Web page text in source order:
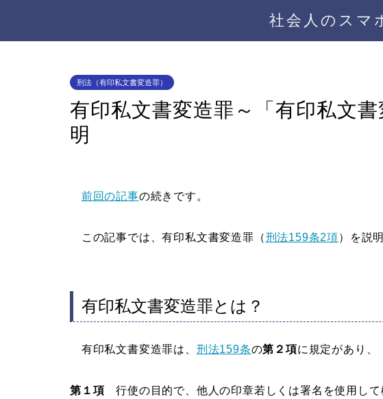
社会人のスマ
刑法（有印私文書変造罪）
有印私文書変造罪～「有印私文
明
前回の記事の続きです。
この記事では、有印私文書変造罪（刑法159条2項）を説
有印私文書変造罪とは？
有印私文書変造罪は、 刑法159条の第２項に規定があり、
第１項 行使の目的で、他人の印章若しくは署名を使用し